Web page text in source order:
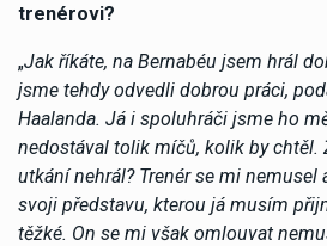
trenérovi?
„Jak říkáte, na Bernabéu jsem hrál
jsme tehdy odvedli dobrou práci,
Haalanda. Já i spoluhráči jsme ho
nedostával tolik míčů, kolik by chtěl.
utkání nehrál? Trenér se mi
svoji představu, kterou já musím
těžké. On se mi však omlouvat